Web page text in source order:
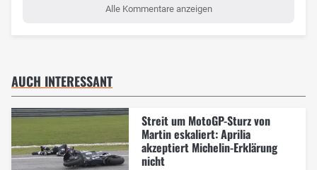
Alle Kommentare anzeigen
AUCH INTERESSANT
Streit um MotoGP-Sturz von
Martin eskaliert: Aprilia
akzeptiert Michelin-Erklärung
nicht